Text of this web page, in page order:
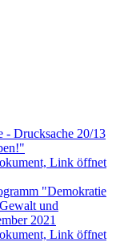
- Drucksache 20/13
Link öffnet
"Demokratie
und
2021
Link öffnet